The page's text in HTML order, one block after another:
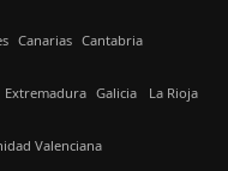
Canarias Cantabria
Extremadura Galicia La Rioja
Valenciana